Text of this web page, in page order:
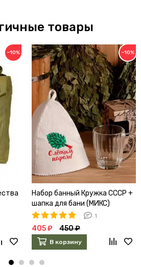
товары
−10% −10%
Набор банный Кружка СССР +
шапка для бани (МИКС)
4982801
1
405 ₽ 450 ₽
В корзину